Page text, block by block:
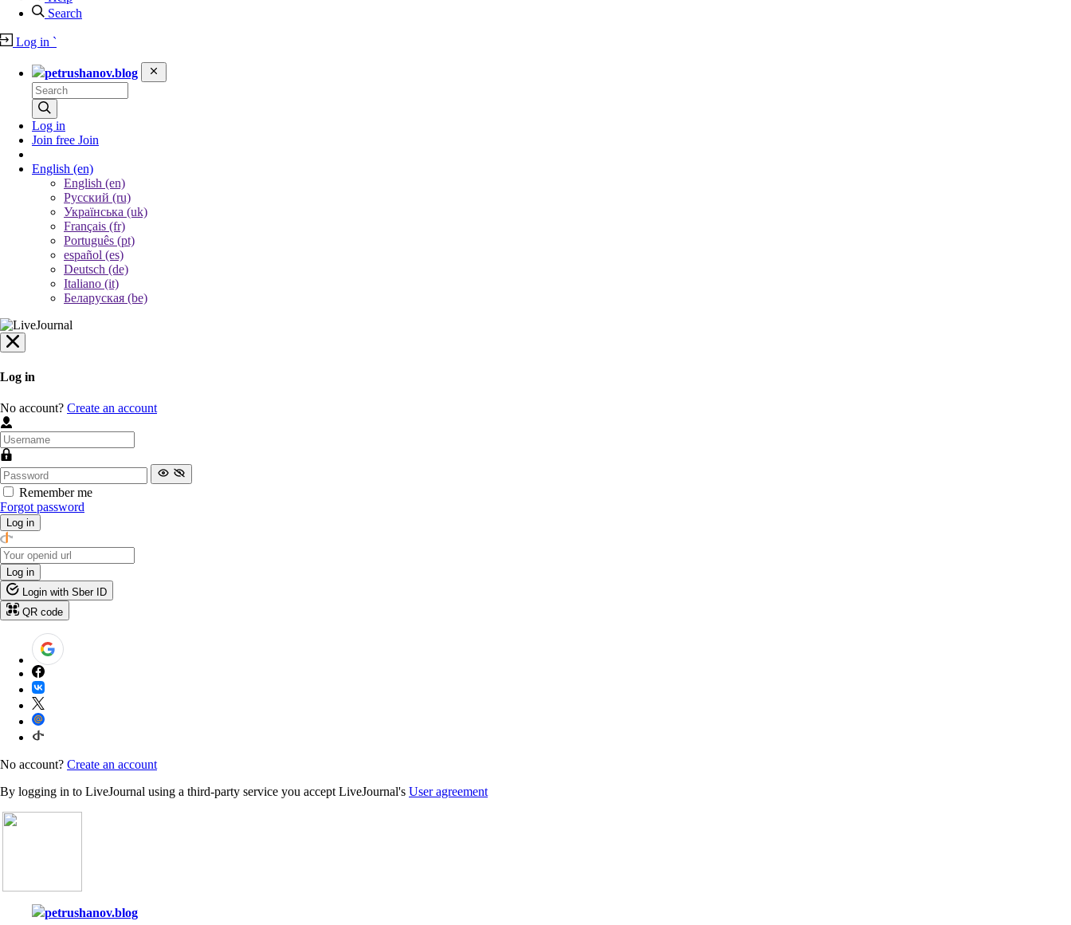
Search
Log in `
petrushanov.blog
Log in
Join free Join
English (en)
English (en)
Русский (ru)
Українська (uk)
Français (fr)
Português (pt)
español (es)
Deutsch (de)
Italiano (it)
Беларуская (be)
Log in
No account? Create an account
Remember me
Forgot password
Log in
Log in
Login with Sber ID
QR code
No account? Create an account
By logging in to LiveJournal using a third-party service you accept LiveJournal's User agreement
petrushanov.blog